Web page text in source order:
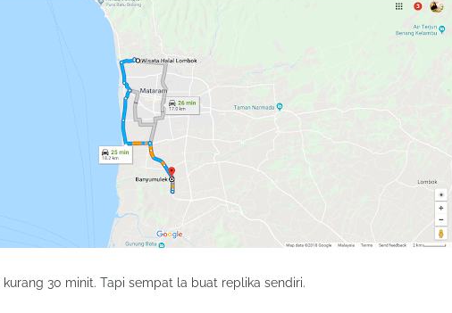
30 minit. Tapi sempat la buat replika sendiri.